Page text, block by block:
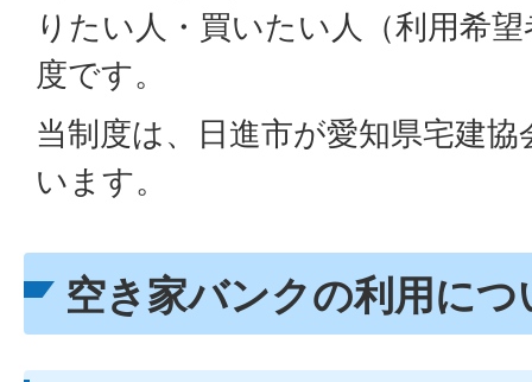
りたい人・買いたい人（利用希
度です。
当制度は、日進市が愛知県宅建
います。
空き家バンクの利用につ